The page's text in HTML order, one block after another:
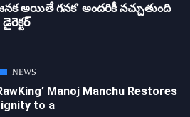
అయితే గ‌న‌క‌’ అందరికీ నచ్చుతుంది
NEWS
Manoj Manchu Restores
to a